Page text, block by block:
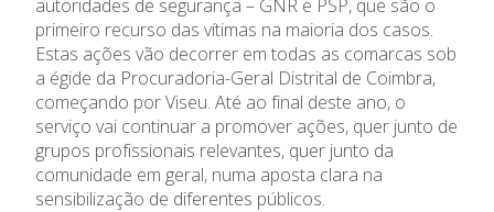
Conselho de Curadores
Colaboradores
Organigrama
autoridades de segurança – GNR e PSP, que são o
primeiro recurso das vítimas na maioria dos casos.
Estas ações vão decorrer em todas as comarcas sob
a égide da Procuradoria-Geral Distrital de Coimbra,
começando por Viseu. Até ao final deste ano, o
serviço vai continuar a promover ações, quer junto de
grupos profissionais relevantes, quer junto da
comunidade em geral, numa aposta clara na
sensibilização de diferentes públicos.